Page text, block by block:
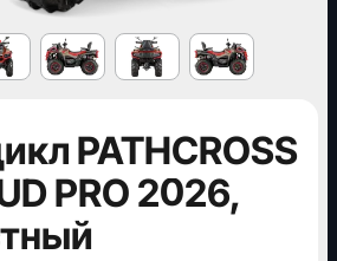
PATHCROSS
PRO 2026,